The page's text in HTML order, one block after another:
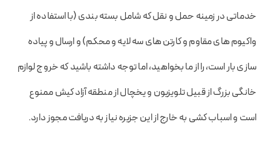
خدماتی در زمینه حمل و نقل که شامل بسته بندی (با استفاده از
واکیوم های مقاوم و کارتن های سه لایه و محکم) و ارسال و پیاده
سازی بار است، را از ما بخواهید، اما توجه داشته باشید که خروج لوازم
خانگی بزرگ از قبیل تلویزیون و یخچال از منطقه آزاد کیش ممنوع
است و اسباب کشی به خارج از این جزیره نیاز به دریافت مجوز دارد.